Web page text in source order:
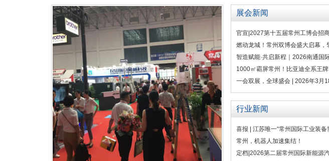
展会新闻
官宣|2027第十五届常州工博会招
燃动龙城！常州双博会盛大启幕
智造赋能·共启新程｜2026南通国
1000㎡霸屏常州！比亚迪全系王
一会双展，全球盛会 | 2026年3月
行业新闻
喜报 | 江苏唯一“常州国际工业装
常州，机器人加速集结！
定档|2026第二届常州国际新能源